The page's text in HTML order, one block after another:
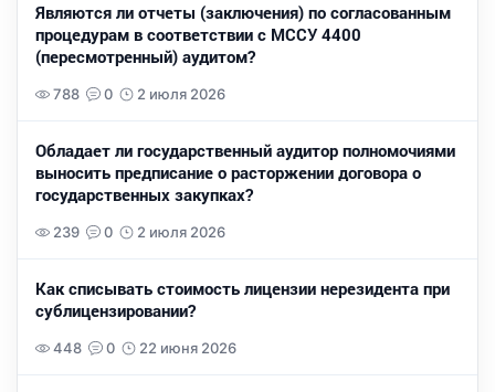
Являются ли отчеты (заключения) по согласованным
процедурам в соответствии с МССУ 4400
(пересмотренный) аудитом?
788 0 2 июля 2026
Обладает ли государственный аудитор полномочиями
выносить предписание о расторжении договора о
государственных закупках?
239 0 2 июля 2026
Как списывать стоимость лицензии нерезидента при
сублицензировании?
448 0 22 июня 2026